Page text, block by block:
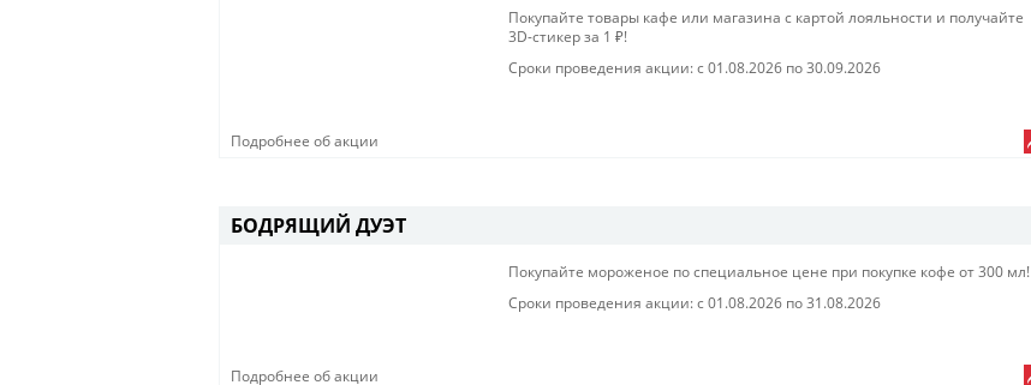
Покупайте товары кафе или магазина с картой лояльности и получайте
3D-стикер за 1 ₽!​
Сроки проведения акции: с 01.08.2026 по 30.09.2026
Подробнее об акции
БОДРЯЩИЙ ДУЭТ
Покупайте мороженое по специальное цене при покупке кофе от 300 мл!​​
Сроки проведения акции: с 01.08.2026 по 31.08.2026
Подробнее об акции